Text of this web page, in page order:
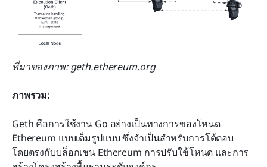
ที่มาของภาพ: geth.ethereum.org
ภาพรวม:
Geth คือการใช้งาน Go อย่างเป็นทางการของโหนด
Ethereum แบบเต็มรูปแบบ ซึ่งจำเป็นสำหรับการโต้ตอบ
โดยตรงกับบล็อกเชน Ethereum การปรับใช้โหนด และการ